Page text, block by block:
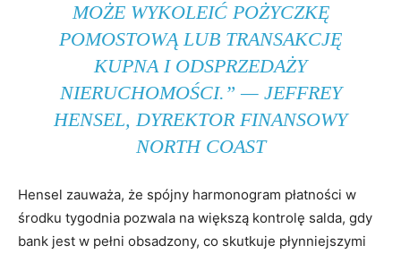
MOŻE WYKOLEIĆ POŻYCZKĘ
POMOSTOWĄ LUB TRANSAKCJĘ
KUPNA I ODSPRZEDAŻY
NIERUCHOMOŚCI.” — JEFFREY
HENSEL, DYREKTOR FINANSOWY
NORTH COAST
Hensel zauważa, że spójny harmonogram płatności w
środku tygodnia pozwala na większą kontrolę salda, gdy
bank jest w pełni obsadzony, co skutkuje płynniejszymi